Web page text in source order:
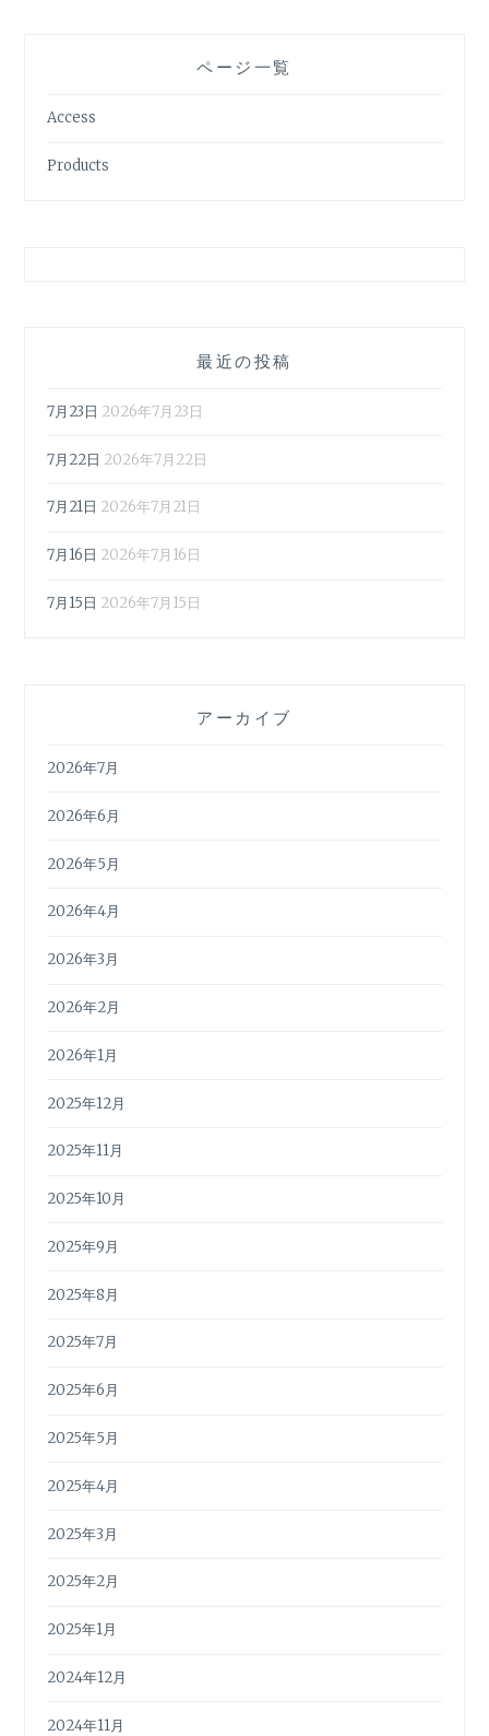
ページ一覧
Access
Products
最近の投稿
7月23日 2026年7月23日
7月22日 2026年7月22日
7月21日 2026年7月21日
7月16日 2026年7月16日
7月15日 2026年7月15日
アーカイブ
2026年7月
2026年6月
2026年5月
2026年4月
2026年3月
2026年2月
2026年1月
2025年12月
2025年11月
2025年10月
2025年9月
2025年8月
2025年7月
2025年6月
2025年5月
2025年4月
2025年3月
2025年2月
2025年1月
2024年12月
2024年11月